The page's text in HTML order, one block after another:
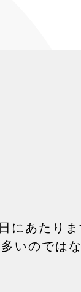
にあたり
いのでは